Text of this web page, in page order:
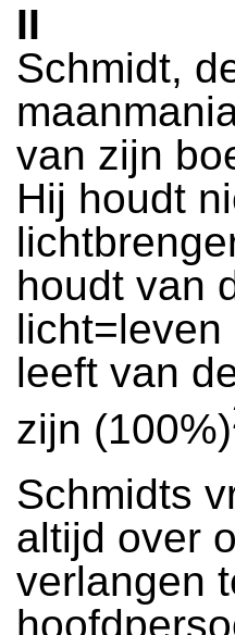
II
Schmidt,
van zijn
Hij houdt
houdt van
leeft van
zijn (100%)
Schmidts
altijd over
verlangen